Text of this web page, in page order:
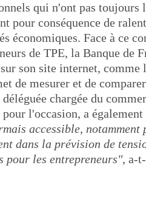
qui n'ont pas toujours
pour conséquence de
économiques. Face à ce
de TPE, la Banque de
son site internet,
de mesurer et de
chargée du
pour l'occasion, a
accessible,
dans la prévision de
pour les entrepreneurs", a-